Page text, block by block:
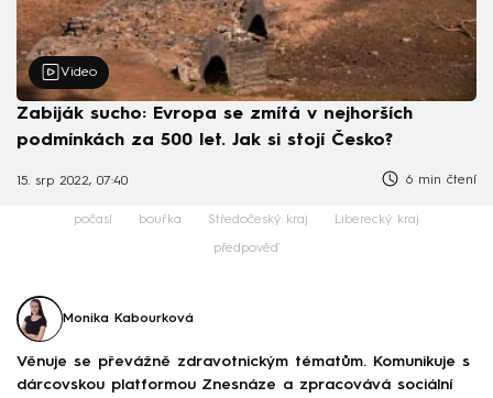
Video
Zabiják sucho: Evropa se zmítá v nejhorších
podmínkách za 500 let. Jak si stojí Česko?
15. srp 2022, 07:40 6 min čtení
počasí bouřka Středočeský kraj Liberecký kraj
předpověď
Monika Kabourková
Věnuje se převážně zdravotnickým tématům. Komunikuje s
dárcovskou platformou Znesnáze a zpracovává sociální